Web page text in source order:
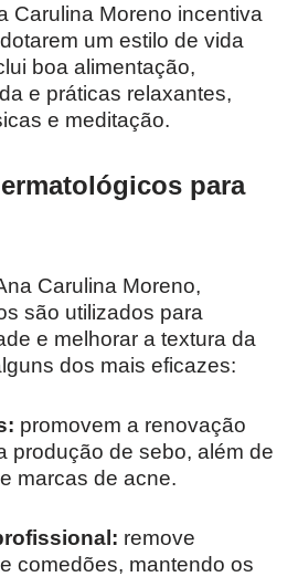
Carulina Moreno incentiva
um estilo de vida
boa alimentação,
e práticas relaxantes,
e meditação.
para
Carulina Moreno,
são utilizados para
e melhorar a textura da
dos mais eficazes:
promovem a renovação
produção de sebo, além de
marcas de acne.
remove
comedões, mantendo os